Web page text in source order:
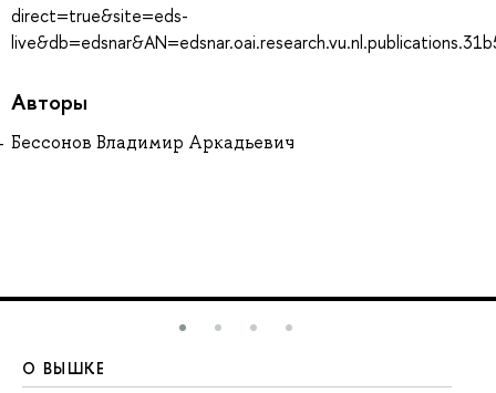
direct=true&site=eds-
Авторы
Бессонов Владимир Аркадьевич
О ВЫШКЕ